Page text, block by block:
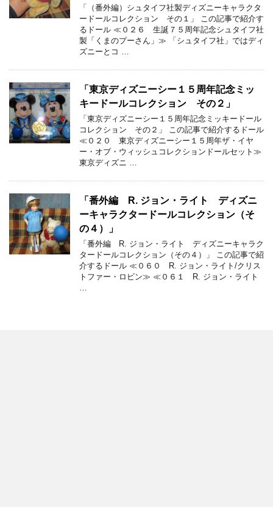
「（番外編）シュタイフ社製ディズニーキャラクタ
ードールコレクション その１」 この記事で紹介す
るドール ≪０２６ 生誕７５周年記念シュタイフ社
製「くまのプーさん」≫ 「シュタイフ社」ではディ
ズニーとコ …
「東京ディズニーシー１５周年記念ミッ
キードールコレクション その２」
「東京ディズニーシー１５周年記念ミッキードール
コレクション その２」 この記事で紹介するドール
≪０２０ 東京ディズニーシー１５周年ザ・イヤ
ー・オブ・ウィッシュコレクションドールセット≫
東京ディズニ …
「番外編 R. ジョン・ライト ディズニ
ーキャラクタードールコレクション（そ
の４）」
「番外編 R. ジョン・ライト ディズニーキャラク
タードールコレクション（その４）」 この記事で紹
介するドール ≪０６０ R. ジョン・ライト/クリス
トファー・ロビン≫ ≪０６１ R. ジョン・ライト
…